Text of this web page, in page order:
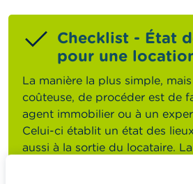
Checklist - État
pour une
La manière la plus simple,
coûteuse, de procéder est de
agent immobilier ou à un
Celui-ci établit un état des
aussi à la sortie du locataire.
divisée entre le propriétaire et
dans la pratique, ce coût est